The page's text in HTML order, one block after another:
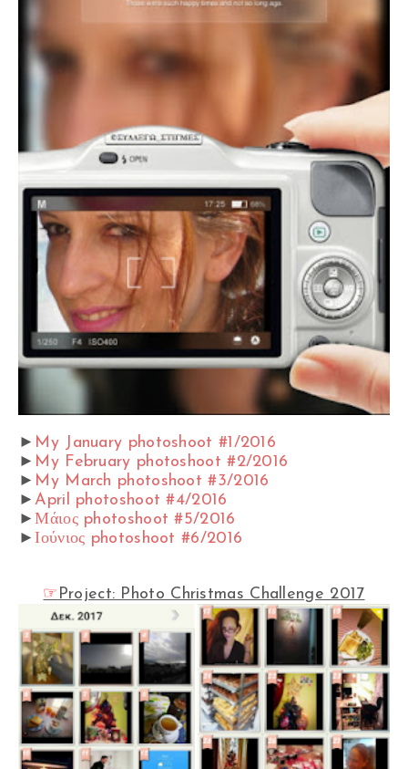
► My January photoshoot #1/2016
► My February photoshoot #2/2016
► My March photoshoot #3/2016
►April photoshoot #4/2016
►Μάιος photoshoot #5/2016
►Ιούνιος photoshoot #6/2016
☞ Project: Photo Christmas Challenge 2017